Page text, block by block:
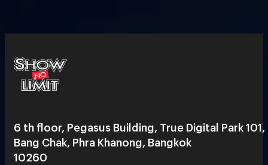
6 th floor, Pegasus Building, True Digital Park 101,
Bang Chak, Phra Khanong, Bangkok
10260